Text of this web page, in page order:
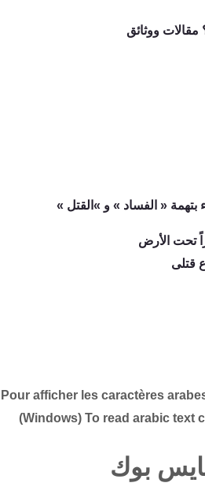
مقالات ووثائق
« الفساد » و »القتل »
قتلى
Pour afficher les caractères
Windows) To read arabic text
بوك